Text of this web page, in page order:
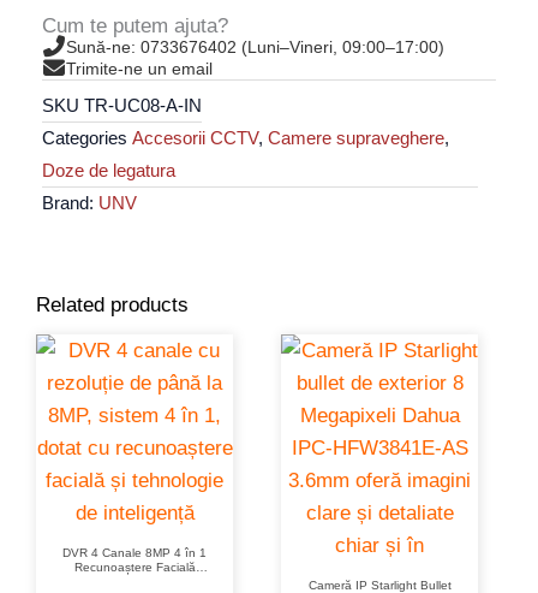
x
210mm
x
122mm
quantity
Cum te putem ajuta?
Sună-ne: 0733676402 (Luni–Vineri, 09:00–17:00)
Trimite-ne un email
SKU TR-UC08-A-IN
Categories Accesorii CCTV, Camere supraveghere,
Doze de legatura
Brand: UNV
Related products
DVR 4 Canale 8MP 4 în 1
Recunoaștere Facială
Cameră IP Starlight Bullet